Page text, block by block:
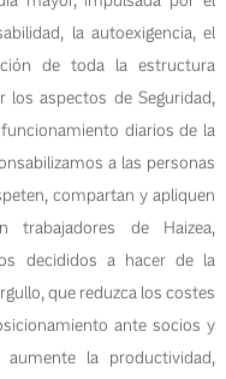
la autoexigencia, el
de toda la estructura
los aspectos de Seguridad,
diarios de la
a las personas
compartan y apliquen
trabajadores de Haizea,
decididos a hacer de la
que reduzca los costes
ante socios y
la productividad,